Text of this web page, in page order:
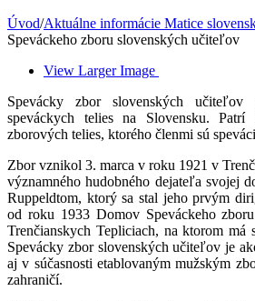
Úvod/Aktuálne informácie Matice
Speváckeho zboru slovenských učiteľov
View Larger Image
Spevácky zbor slovenských
speváckych telies na Slovensku. Patrí
zborových telies, ktorého členmi sú
Zbor vznikol 3. marca v roku 1921 v
významného hudobného dejateľa svojej
Ruppeldtom, ktorý sa stal jeho prvým
od roku 1933 Domov Speváckeho
Trenčianskych Tepliciach, na ktorom má
Spevácky zbor slovenských učiteľov je
aj v súčasnosti etablovaným mužským
zahraničí.